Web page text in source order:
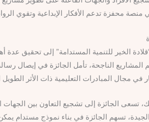
منصة محفزة تدعم الأفكار الإبداعية وتقوي
الخير للتنمية المستدامة” إلى تحقيق
المشاريع الناجحة، تأمل الجائزة في إيصال
في مجال المبادرات التعليمية ذات الأثر
تسعى الجائزة إلى تشجيع التعاون بين الجهات
تسهم الجائزة في بناء نموذج مستدام